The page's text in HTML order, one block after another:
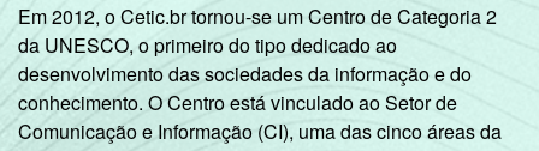
R$1001-
R$1800
57,41 28,08
R$1801
Em 2012, o Cetic.br tornou-se um Centro de Categoria 2
da UNESCO, o primeiro do tipo dedicado ao
desenvolvimento das sociedades da informação e do
conhecimento. O Centro está vinculado ao Setor de
Comunicação e Informação (CI), uma das cinco áreas da